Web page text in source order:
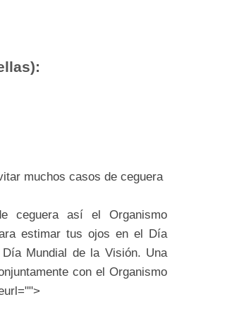
muchos casos de ceguera
ceguera así el Organismo
estimar tus ojos en el Día
Mundial de la Visión. Una
con el Organismo